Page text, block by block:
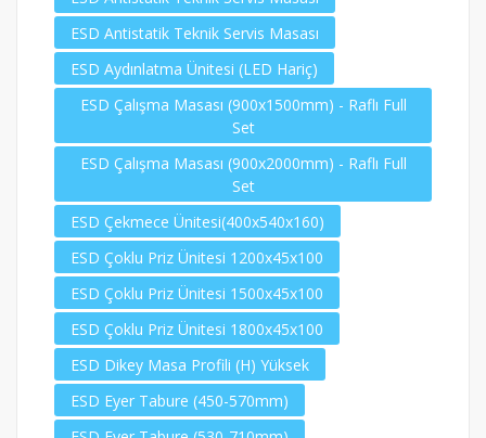
ESD Antistatik Teknik Servis Masası
ESD Aydınlatma Ünitesi (LED Hariç)
ESD Çalışma Masası (900x1500mm) - Raflı Full
Set
ESD Çalışma Masası (900x2000mm) - Raflı Full
Set
ESD Çekmece Ünitesi(400x540x160)
ESD Çoklu Priz Ünitesi 1200x45x100
ESD Çoklu Priz Ünitesi 1500x45x100
ESD Çoklu Priz Ünitesi 1800x45x100
ESD Dikey Masa Profili (H) Yüksek
ESD Eyer Tabure (450-570mm)